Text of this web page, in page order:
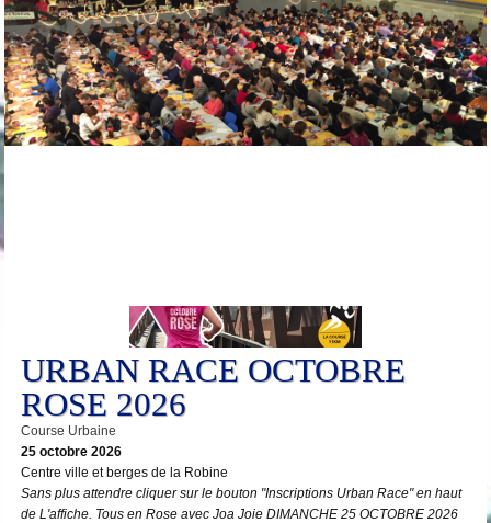
URBAN RACE OCTOBRE
ROSE 2026
Course Urbaine
25 octobre 2026
Centre ville et berges de la Robine
Sans plus attendre cliquer sur le bouton "Inscriptions Urban Race" en haut
de L'affiche. Tous en Rose avec Joa Joie DIMANCHE 25 OCTOBRE 2026